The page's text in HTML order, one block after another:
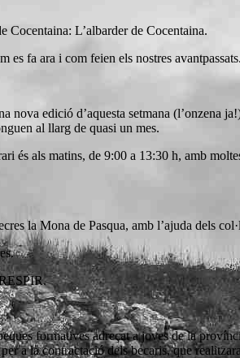
Cocentaina: L’albarder de Cocentaina.
fa ara i com feien els nostres
edició d’aquesta setmana (l’onzena
al llarg de quasi un mes.
als matins, de 9:00 a 13:30 h, amb
la Mona de Pasqua, amb l’ajuda dels
formatives adreçat a joves de la
a la contractació dels becaris, que